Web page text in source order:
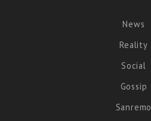
News
Reality
Social
Gossip
Sanremo